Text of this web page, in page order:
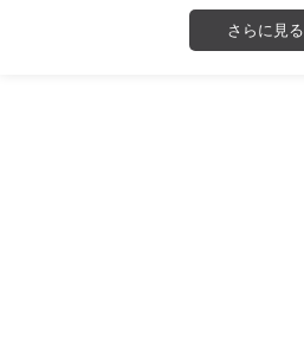
さらに見る